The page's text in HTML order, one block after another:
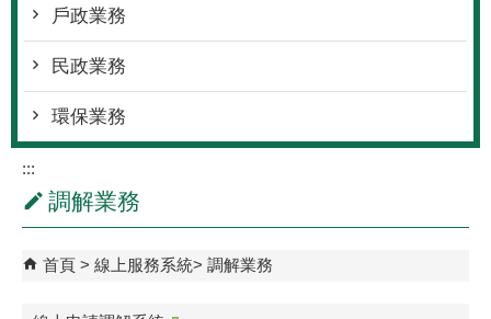
戶政業務
民政業務
環保業務
:::
調解業務
首頁 線上服務系統 調解業務